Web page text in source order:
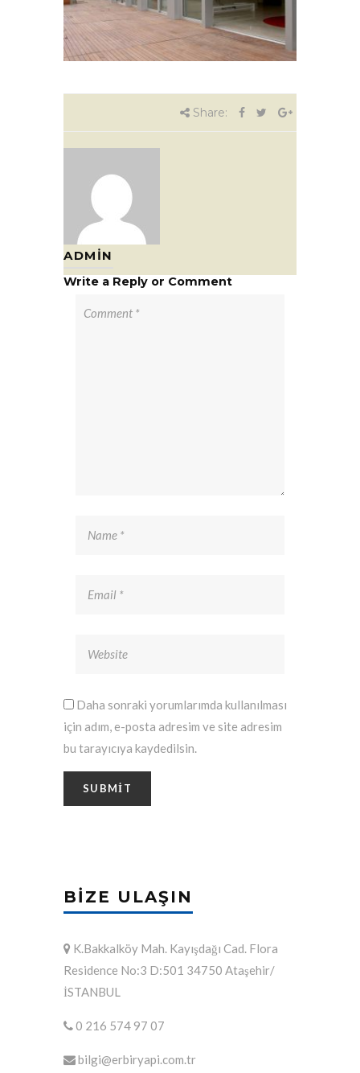
Share:
ADMIN
Write a Reply or Comment
Daha sonraki yorumlarımda kullanılması
için adım, e-posta adresim ve site adresim
bu tarayıcıya kaydedilsin.
BIZE ULAŞIN
K.Bakkalköy Mah. Kayışdağı Cad. Flora
Residence No:3 D:501 34750 Ataşehir/
İSTANBUL
0 216 574 97 07
bilgi@erbiryapi.com.tr